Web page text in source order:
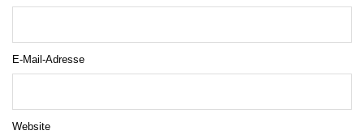
E-Mail-Adresse
Website